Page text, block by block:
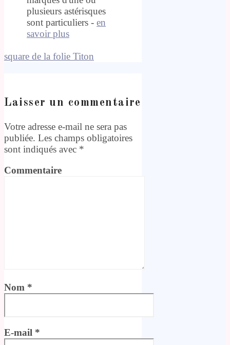
plusieurs astérisques
sont particuliers - en
savoir plus
square de la folie Titon
Laisser un commentaire
Votre adresse e-mail ne sera pas
publiée. Les champs obligatoires
sont indiqués avec *
Commentaire
Nom *
E-mail *